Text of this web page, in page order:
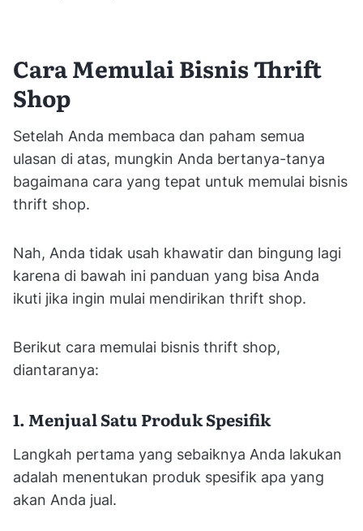
Cara Memulai Bisnis Thrift
Shop
Setelah Anda membaca dan paham semua
ulasan di atas, mungkin Anda bertanya-tanya
bagaimana cara yang tepat untuk memulai bisnis
thrift shop.
Nah, Anda tidak usah khawatir dan bingung lagi
karena di bawah ini panduan yang bisa Anda
ikuti jika ingin mulai mendirikan thrift shop.
Berikut cara memulai bisnis thrift shop,
diantaranya:
1. Menjual Satu Produk Spesifik
Langkah pertama yang sebaiknya Anda lakukan
adalah menentukan produk spesifik apa yang
akan Anda jual.